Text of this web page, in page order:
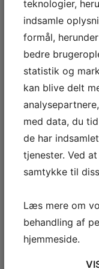
teknologier,
indsamle
formål,
bedre
statistik og
kan blive delt
med data, du
de har
tjenester. Ved
samtykke til
Læs mere om
behandling af
hjemmeside.